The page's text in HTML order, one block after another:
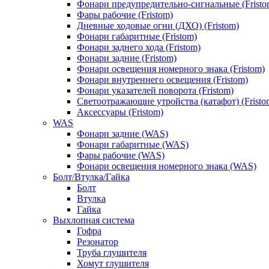
Фонари предупредительно-сигнальные
Фары рабочие (Fristom)
Дневные ходовые огни (ДХО) (Fristom)
Фонари габаритные (Fristom)
Фонари заднего хода (Fristom)
Фонари задние (Fristom)
Фонари освещения номерного знака (Fristom)
Фонари внутреннего освещения (Fristom)
Фонари указателей поворота (Fristom)
Светоотражающие утройства (катафот)
Аксессуары (Fristom)
WAS
Фонари задние (WAS)
Фонари габаритные (WAS)
Фары рабочие (WAS)
Фонари освещения номерного знака (WAS)
Болт/Втулка/Гайка
Болт
Втулка
Гайка
Выхлопная система
Гофра
Резонатор
Труба глушителя
Хомут глушителя